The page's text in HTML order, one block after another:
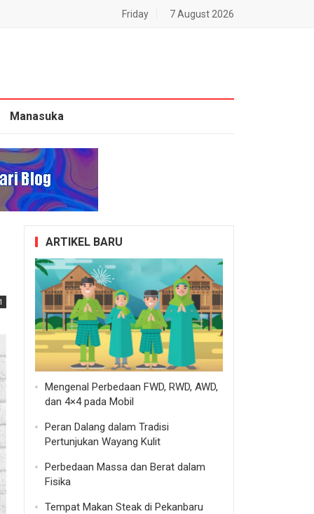
Friday 7 August 2026
Manasuka
ARTIKEL BARU
Mengenal Perbedaan FWD, RWD, AWD,
dan 4×4 pada Mobil
Peran Dalang dalam Tradisi
Pertunjukan Wayang Kulit
Perbedaan Massa dan Berat dalam
Fisika
Tempat Makan Steak di Pekanbaru